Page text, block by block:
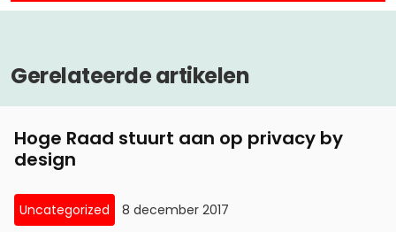
Gerelateerde artikelen
Hoge Raad stuurt aan op privacy by
design
Uncategorized 8 december 2017